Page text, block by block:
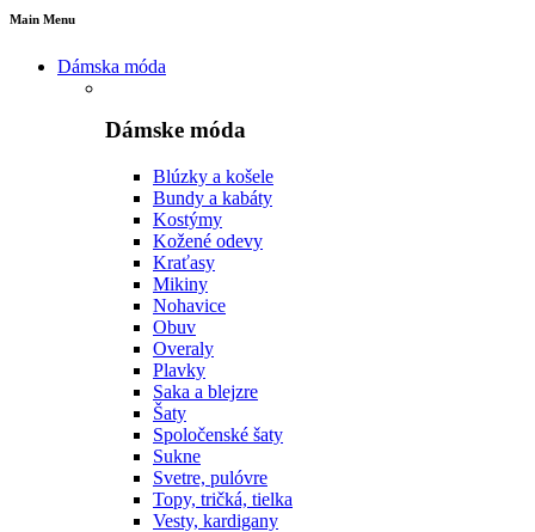
Main Menu
Dámska móda
Dámske móda
Blúzky a košele
Bundy a kabáty
Kostýmy
Kožené odevy
Kraťasy
Mikiny
Nohavice
Obuv
Overaly
Plavky
Saka a blejzre
Šaty
Spoločenské šaty
Sukne
Svetre, pulóvre
Topy, tričká, tielka
Vesty, kardigany